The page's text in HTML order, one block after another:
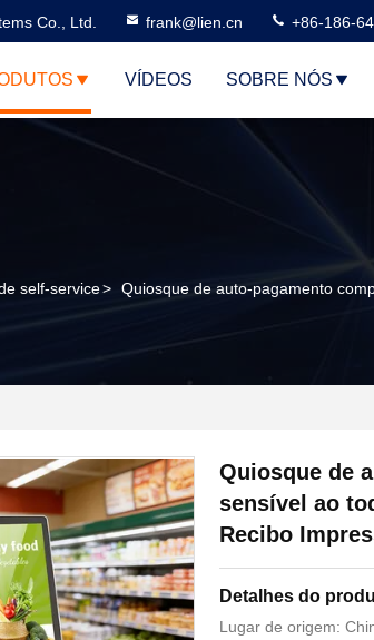
Co., Ltd. frank@lien.cn +86-186-
VÍDEOS SOBRE NÓS
self-service> Quiosque de auto-pagamento
Quiosque de
sensível ao
Recibo
Detalhes do
Lugar de origem: